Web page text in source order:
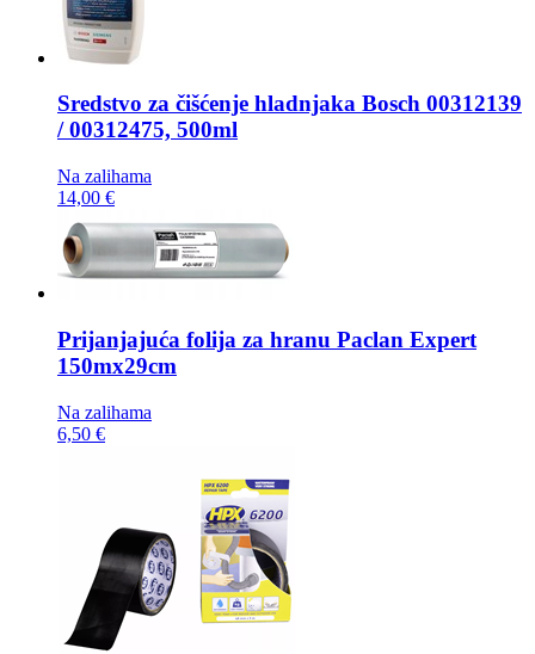
Sredstvo za čišćenje hladnjaka Bosch 00312139
/ 00312475, 500ml
Na zalihama
14,00 €
Prijanjajuća folija za hranu Paclan Expert
150mx29cm
Na zalihama
6,50 €